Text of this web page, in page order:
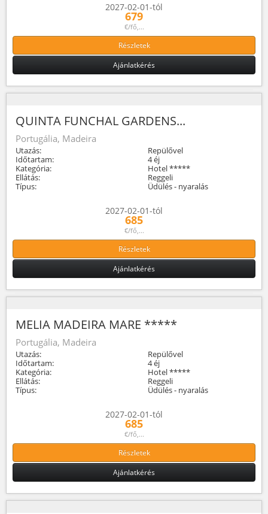
2027-02-01-tól
679
€/fő,...
Részletek
Ajánlatkérés
QUINTA FUNCHAL GARDENS...
Portugália, Madeira
Utazás:
Repülővel
Időtartam:
4 éj
Kategória:
Hotel *****
Ellátás:
Reggeli
Típus:
Üdülés - nyaralás
2027-02-01-tól
685
€/fő,...
Részletek
Ajánlatkérés
MELIA MADEIRA MARE *****
Portugália, Madeira
Utazás:
Repülővel
Időtartam:
4 éj
Kategória:
Hotel *****
Ellátás:
Reggeli
Típus:
Üdülés - nyaralás
2027-02-01-tól
685
€/fő,...
Részletek
Ajánlatkérés